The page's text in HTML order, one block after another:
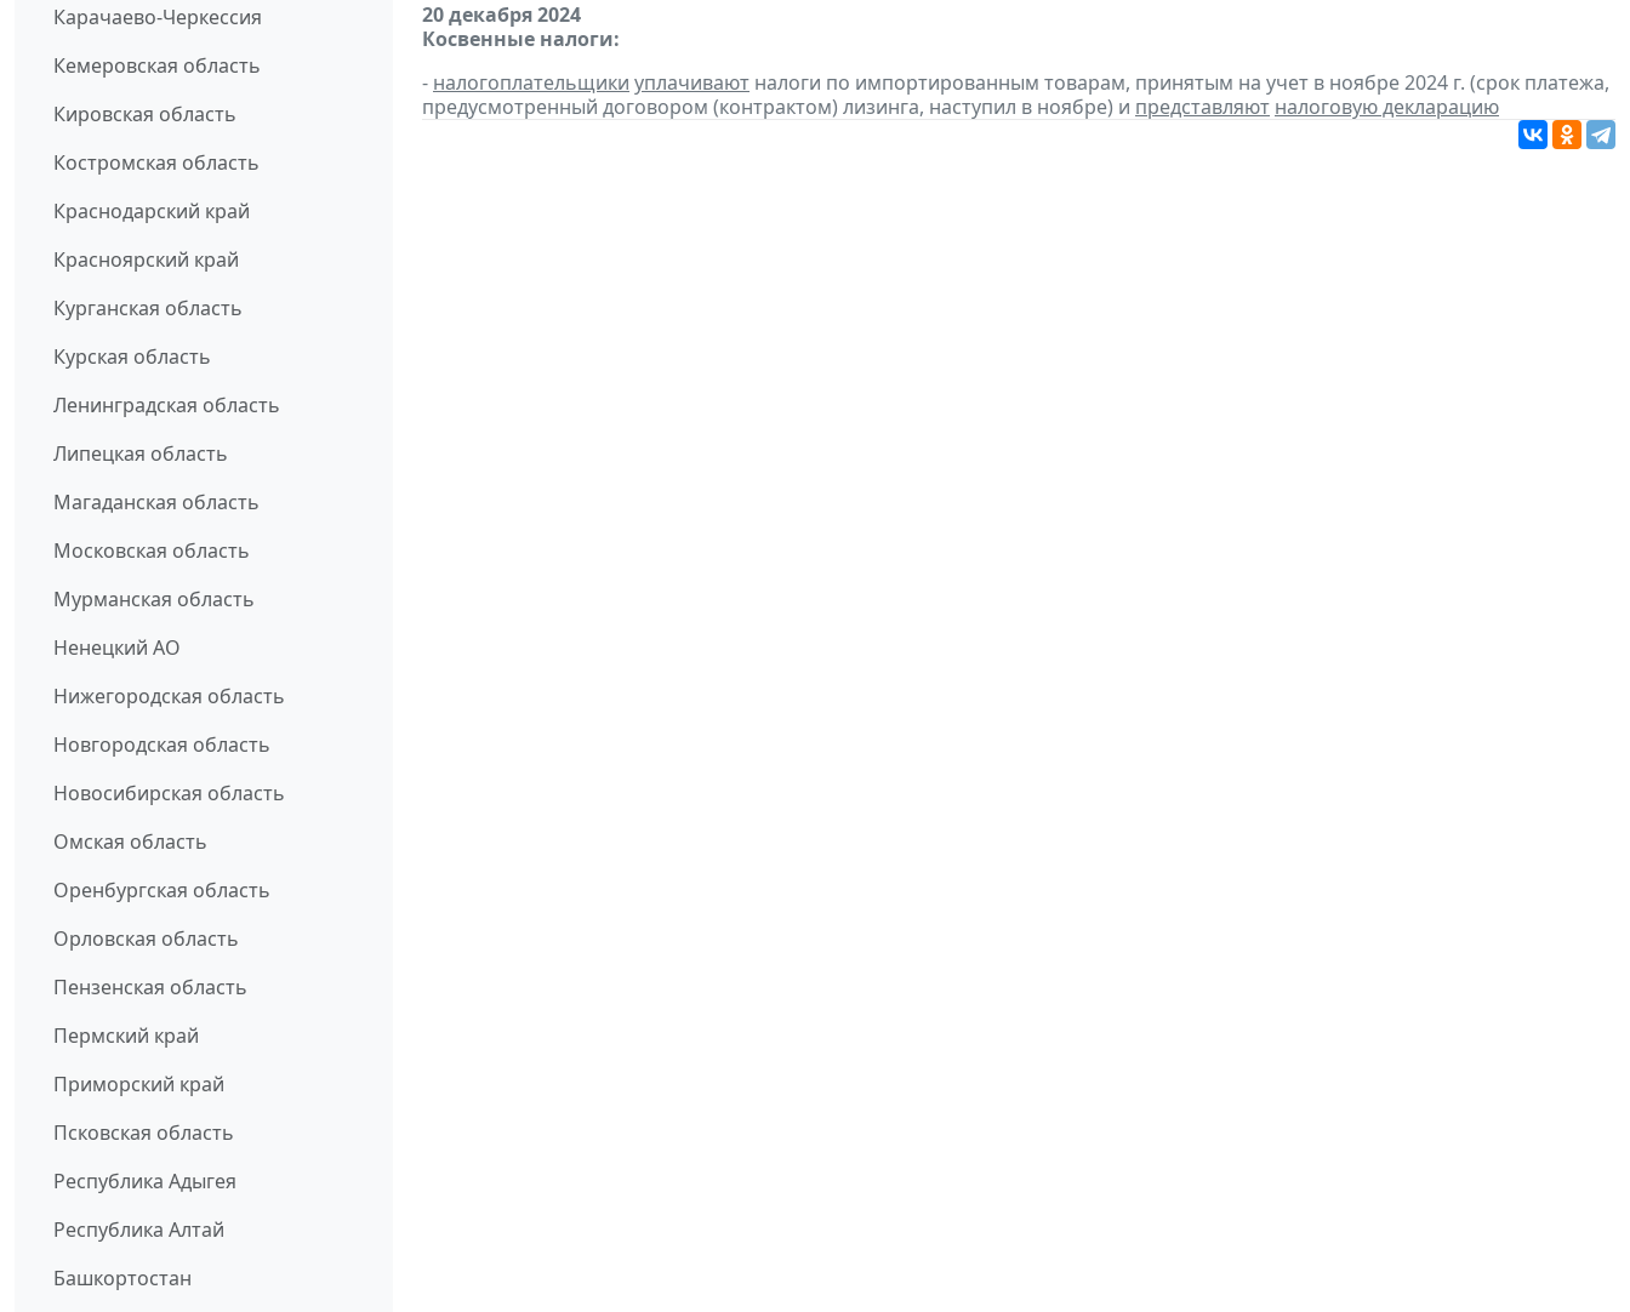
Карачаево-Черкессия
Кемеровская область
Кировская область
Костромская область
Краснодарский край
Красноярский край
Курганская область
Курская область
Ленинградская область
Липецкая область
Магаданская область
Московская область
Мурманская область
Ненецкий АО
Нижегородская область
Новгородская область
Новосибирская область
Омская область
Оренбургская область
Орловская область
Пензенская область
Пермский край
Приморский край
Псковская область
Республика Адыгея
Республика Алтай
Башкортостан
20 декабря 2024
Косвенные налоги:
- налогоплательщики уплачивают налоги по импортированным товарам, принятым на учет в ноябре 2024 г. (срок платежа,
предусмотренный договором (контрактом) лизинга, наступил в ноябре) и представляют налоговую декларацию